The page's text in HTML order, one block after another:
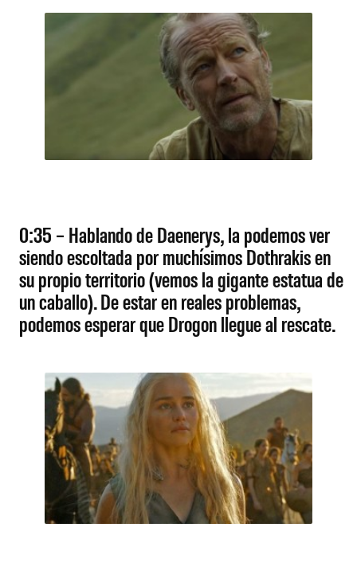
0:35 – Hablando de Daenerys, la podemos ver
siendo escoltada por muchísimos Dothrakis en
su propio territorio (vemos la gigante estatua de
un caballo). De estar en reales problemas,
podemos esperar que Drogon llegue al rescate.